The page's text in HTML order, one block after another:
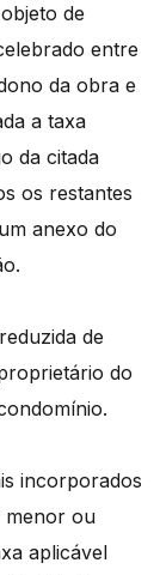
de
entre
da obra e
a taxa
da citada
os restantes
anexo do
de
do
incorporados
menor ou
aplicável